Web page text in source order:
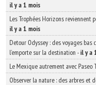
il y a 1 mois
Les Trophées Horizons reviennent
il y a 1 mois
Detour Odyssey : des voyages bas
l’emporte sur la destination -il y a
Le Mexique autrement avec Paseo
Observer la nature : des arbres et